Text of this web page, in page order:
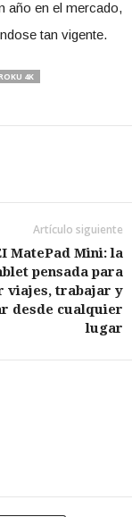
año en el mercado,
tan vigente.
4K
Artículo siguiente
MatePad Mini: la
pensada para
viajes, trabajar y
desde cualquier
lugar